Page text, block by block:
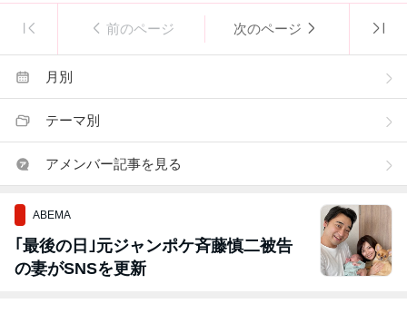
前のページ 次のページ
月別
テーマ別
アメンバー記事を見る
ABEMA
｢最後の日｣元ジャンポケ斉藤慎二被告
の妻がSNSを更新